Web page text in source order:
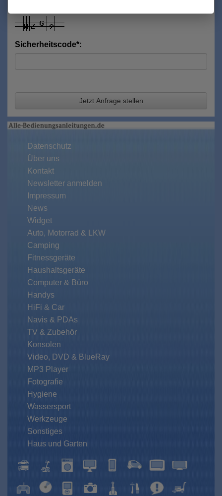
Sicherheitscode*:
Jetzt Anfrage stellen
Datenschutz
Über uns
Kontakt
Newsletter anmelden
Impressum
News
Widget
Auto, Motorrad & LKW
Camping
Fitnessgeräte
Haushaltsgeräte
Computer & Büro
Handys
HiFi & Car
Navis & PDAs
TV & Zubehör
Konsolen
Video, DVD & BlueRay
MP3 Player
Fotografie
Hygiene
Wassersport
Werkzeuge
Sonstiges
Haus und Garten